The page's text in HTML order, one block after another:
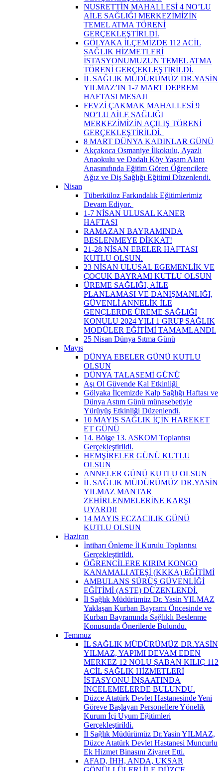
NUSRETTİN MAHALLESİ 4 NO’LU
AİLE SAĞLIĞI MERKEZİMİZİN
TEMEL ATMA TÖRENİ
GERÇEKLEŞTİRLDİ.
GÖLYAKA İLÇEMİZDE 112 ACİL
SAĞLIK HİZMETLERİ
İSTASYONUMUZUN TEMEL ATMA
TÖRENİ GERÇEKLEŞTİRİLDİ.
İL SAĞLIK MÜDÜRÜMÜZ DR.YASİN
YILMAZ’IN 1-7 MART DEPREM
HAFTASI MESAJI
FEVZİ ÇAKMAK MAHALLESİ 9
NO’LU AİLE SAĞLIĞI
MERKEZİMİZİN AÇILIŞ TÖRENİ
GERÇEKLEŞTİRİLDİ. ​
8 MART DÜNYA KADINLAR GÜNÜ
Akçakoca Osmaniye İlkokulu, Ayazlı
Anaokulu ve Dadalı Köy Yaşam Alanı
Anasınıfında Eğitim Gören Öğrencilere
Ağız ve Diş Sağlığı Eğitimi Düzenlendi.
Nisan
Tüberküloz Farkındalık Eğitimlerimiz
Devam Ediyor. ​
1-7 NİSAN ULUSAL KANER
HAFTASI
RAMAZAN BAYRAMINDA
BESLENMEYE DİKKAT!
21-28 NİSAN EBELER HAFTASI
KUTLU OLSUN.
23 NİSAN ULUSAL EGEMENLİK VE
ÇOCUK BAYRAMI KUTLU OLSUN
ÜREME SAĞLIĞI, AİLE
PLANLAMASI VE DANIŞMANLIĞI,
GÜVENLİ ANNELİK İLE
GENÇLERDE ÜREME SAĞLIĞI
KONULU 2024 YILI 1 GRUP SAĞLIK
MODÜLER EĞİTİMİ TAMAMLANDI.
25 Nisan Dünya Sıtma Günü
Mayıs
DÜNYA EBELER GÜNÜ KUTLU
OLSUN
DÜNYA TALASEMİ GÜNÜ
Aşı Ol Güvende Kal Etkinliği ​
Gölyaka İlçemizde Kalp Sağlığı Haftası ve
Dünya Astım Günü münasebetiyle
Yürüyüş Etkinliği Düzenlendi.
10 MAYIS SAĞLIK İÇİN HAREKET
ET GÜNÜ
14. Bölge 13. ASKOM Toplantısı
Gerçekleştirildi.
HEMŞİRELER GÜNÜ KUTLU
OLSUN
ANNELER GÜNÜ KUTLU OLSUN
İL SAĞLIK MÜDÜRÜMÜZ DR.YASİN
YILMAZ MANTAR
ZEHİRLENMELERİNE KARŞI
UYARDI!
14 MAYIS ECZACILIK GÜNÜ
KUTLU OLSUN
Haziran
İntiharı Önleme İl Kurulu Toplantısı
Gerçekleştirildi.
ÖĞRENCİLERE KIRIM KONGO
KANAMALI ATEŞİ (KKKA) EĞİTİMİ
AMBULANS SÜRÜŞ GÜVENLİĞİ
EĞİTİMİ (ASTE) DÜZENLENDİ.
İl Sağlık Müdürümüz Dr. Yasin YILMAZ
Yaklaşan Kurban Bayramı Öncesinde ve
Kurban Bayramında Sağlıklı Beslenme
Konusunda Önerilerde Bulundu.
Temmuz
İL SAĞLIK MÜDÜRÜMÜZ DR.YASİN
YILMAZ, YAPIMI DEVAM EDEN
MERKEZ 12 NOLU ŞABAN KILIÇ 112
ACİL SAĞLIK HİZMETLERİ
İSTASYONU İNŞAATINDA
İNCELEMELERDE BULUNDU.
Düzce Atatürk Devlet Hastanesinde Yeni
Göreve Başlayan Personellere Yönelik
Kurum İçi Uyum Eğitimleri
Gerçekleştirildi.
İl Sağlık Müdürümüz Dr.Yasin YILMAZ,
Düzce Atatürk Devlet Hastanesi Muncurlu
Ek Hizmet Binasını Ziyaret Etti.
AFAD, İHH, ANDA, UKSAR